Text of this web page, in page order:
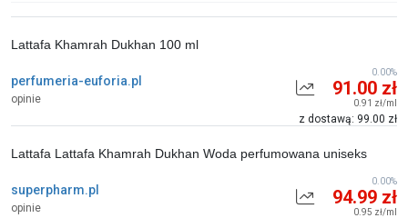
perfumeria-euforia.pl
opinie
Lattafa Khamrah Dukhan 100 ml
91.00 zł
0.91 zł/ml
z dostawą: 99.00 zł
0.00%
superpharm.pl
opinie
Lattafa Lattafa Khamrah Dukhan Woda perfumowana uniseks
94.99 zł
0.95 zł/ml
0.00%